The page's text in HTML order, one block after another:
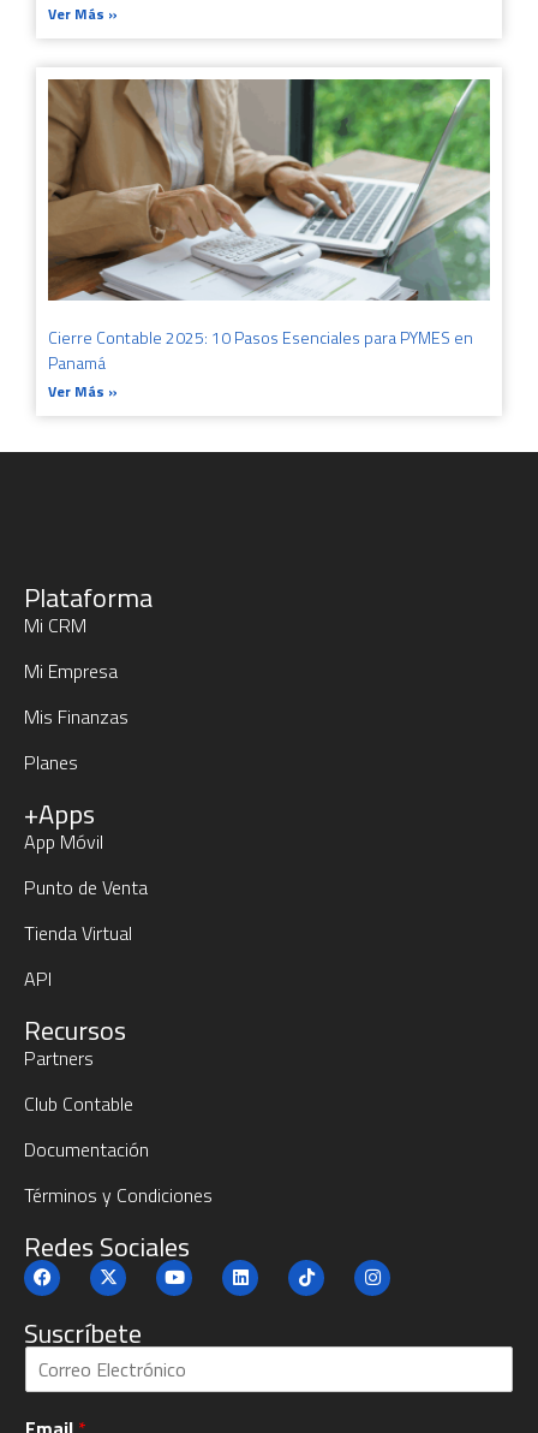
Ver Más »
Cierre Contable 2025: 10 Pasos Esenciales para PYMES en
Panamá
Ver Más »
Plataforma
Mi CRM
Mi Empresa
Mis Finanzas
Planes
+Apps
App Móvil
Punto de Venta
Tienda Virtual
API
Recursos
Partners
Club Contable
Documentación
Términos y Condiciones
Redes Sociales
Suscríbete
S